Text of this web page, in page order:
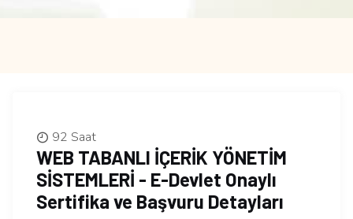
92 Saat
WEB TABANLI İÇERİK YÖNETİM
SİSTEMLERİ - E-Devlet Onaylı
Sertifika ve Başvuru Detayları